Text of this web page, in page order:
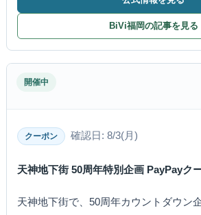
BiVi福岡の記事を見る
開催中
クーポン 確認日: 8/3(月)
天神地下街 50周年特別企画 PayPayク
天神地下街で、50周年カウントダウン